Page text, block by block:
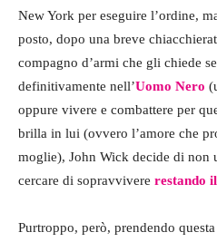
New York per eseguire l’ordine,
posto, dopo una breve
compagno d’armi che gli chiede
definitivamente nell’Uomo Nero
oppure vivere e combattere per
brilla in lui (ovvero l’amore che
moglie), John Wick decide di non
cercare di sopravvivere restando
Purtroppo, però, prendendo